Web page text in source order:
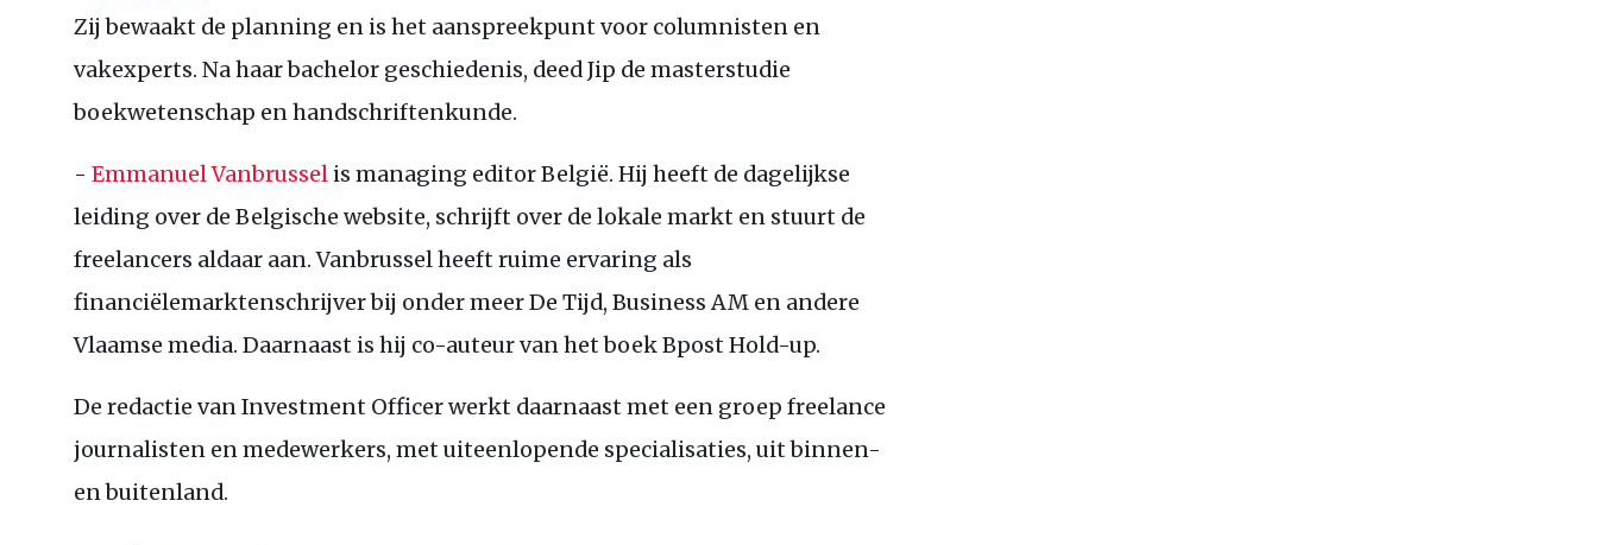
Zij bewaakt de planning en is het aanspreekpunt voor columnisten en
vakexperts. Na haar bachelor geschiedenis, deed Jip de masterstudie
boekwetenschap en handschriftenkunde.
- Emmanuel Vanbrussel is managing editor België. Hij heeft de dagelijkse
leiding over de Belgische website, schrijft over de lokale markt en stuurt de
freelancers aldaar aan. Vanbrussel heeft ruime ervaring als
financiëlemarktenschrijver bij onder meer De Tijd, BusinessAM en andere
Vlaamse media. Daarnaast is hij co-auteur van het boek Bpost Hold-up.
De redactie van Investment Officer werkt daarnaast met een groep freelance
journalisten en medewerkers, met uiteenlopende specialisaties, uit binnen-
en buitenland.